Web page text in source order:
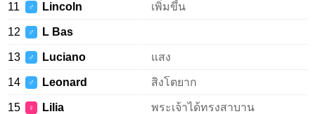
11 ♂ Lincoln เพิ่มขึ้น
12 ♂ L Bas
13 ♂ Luciano แสง
14 ♂ Leonard สิงโตยาก
15 ♀ Lilia พระเจ้าได้ทรงสาบาน